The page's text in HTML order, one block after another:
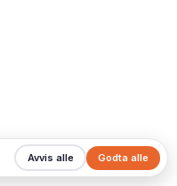
Godta alle
Avvis alle